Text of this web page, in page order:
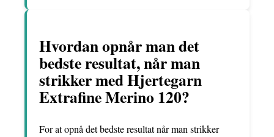
Hvordan opnår man det
bedste resultat, når man
strikker med Hjertegarn
Extrafine Merino 120?
For at opnå det bedste resultat når man strikker